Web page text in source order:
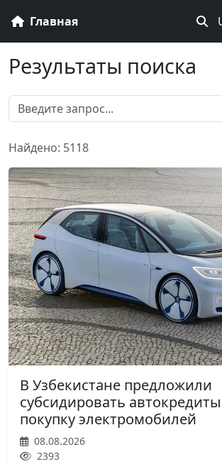
Главная
Результаты поиска
Найдено: 5118
В Узбекистане предложили
субсидировать
покупку электромобилей
08.08.2026
2393